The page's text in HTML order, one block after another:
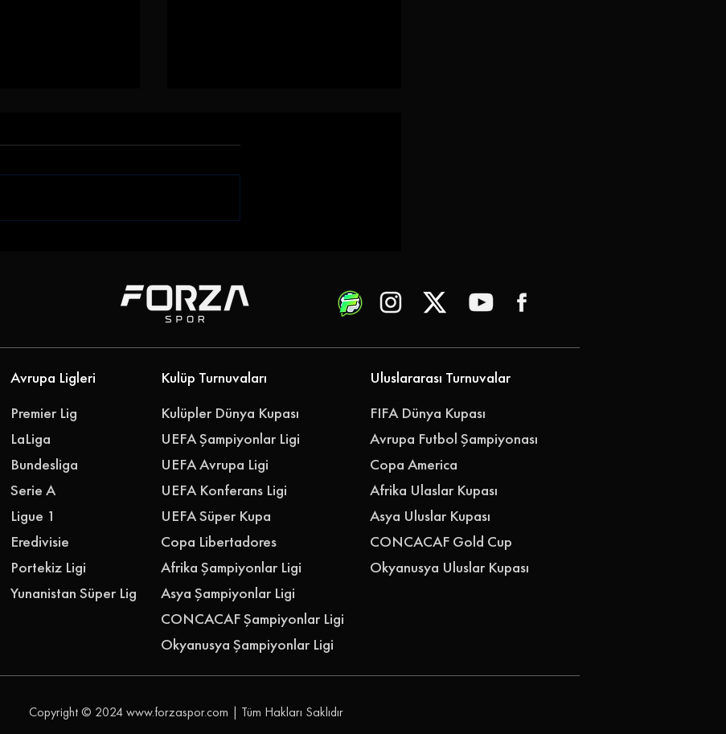
Avrupa Ligleri
Premier Lig
LaLiga
Bundesliga
Serie A
Ligue 1
Eredivisie
Portekiz Ligi
Yunanistan Süper Lig
Kulüp Turnuvaları
Kulüpler Dünya Kupası
UEFA Şampiyonlar Ligi
UEFA Avrupa Ligi
UEFA Konferans Ligi
UEFA Süper Kupa
Copa Libertadores
Afrika Şampiyonlar Ligi
Asya Şampiyonlar Ligi
CONCACAF Şampiyonlar Ligi
Okyanusya Şampiyonlar Ligi
Uluslararası Turnuvalar
FIFA Dünya Kupası
Avrupa Futbol Şampiyonası
Copa America
Afrika Ulaslar Kupası
Asya Uluslar Kupası
CONCACAF Gold Cup
Okyanusya Uluslar Kupası
Copyright © 2024www.forzaspor.com | Tüm Hakları Saklıdır